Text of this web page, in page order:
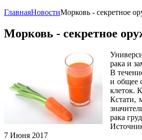
ГлавнаяНовостиМорковь - секретное
Морковь - секретное
рака и
В
и общее
клеток.
Кстати,
рака
7 Июня 2017